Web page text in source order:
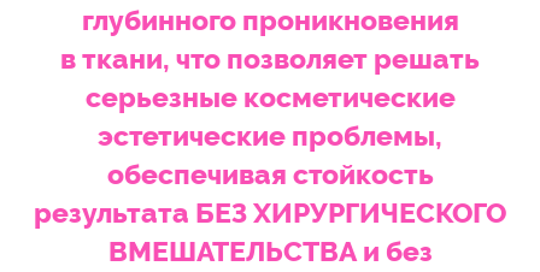
глубинного проникновения
в ткани, что позволяет решать
серьезные косметические
эстетические проблемы,
обеспечивая стойкость
результата БЕЗ ХИРУРГИЧЕСКОГО
ВМЕШАТЕЛЬСТВА и без